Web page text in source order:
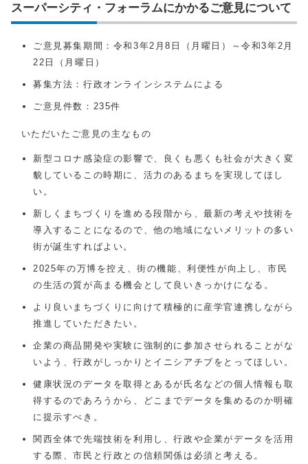
スーパーシティ・フォーラムにかかるご意見について
ご意見募集期間：令和3年2月8日（月曜日）～令和3年2月
22日（月曜日）
募集方法：行政オンラインシステムによる
ご意見件数：235件
いただいたご意見の主なもの
新型コロナ感染症の影響で、良くも悪くも社会が大きく変
貌しているこの時期に、活力のあるまちを実現してほし
い。
新しくまちづくりを進める段階から、最新の考えや技術を
導入することになるので、他の地域にないメリットの多い
街が誕生すればよい。
2025年の万博を控え、街の機能、利便性が向上し、市民
の生活の質が高まる機会として良いきっかけになる。
より良いまちづくりに向けて積極的に産学官連携しながら
推進していただきたい。
企業の商品開発や実験に強制的に参加させられることがな
いよう、行政がしっかりとイニシアチブをとってほしい。
健康状況のデータを取得とあるが氏名などの個人情報も取
得するのであろうから、どこまでデータを集めるのか明確
に提示すべき。
関西全体で先端技術を利用し、行政や企業がデータを活用
する際、市民と行政との信頼関係は必須と考える。